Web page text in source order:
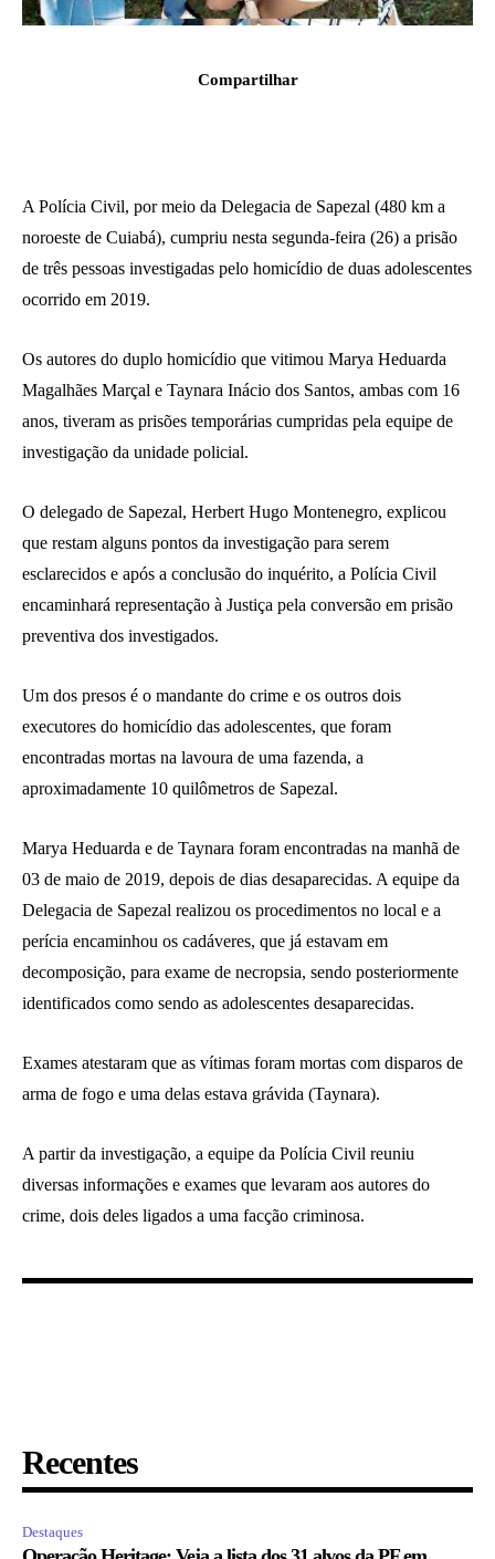
Compartilhar
A Polícia Civil, por meio da Delegacia de Sapezal (480 km a
noroeste de Cuiabá), cumpriu nesta segunda-feira (26) a prisão
de três pessoas investigadas pelo homicídio de duas adolescentes
ocorrido em 2019.
Os autores do duplo homicídio que vitimou Marya Heduarda
Magalhães Marçal e Taynara Inácio dos Santos, ambas com 16
anos, tiveram as prisões temporárias cumpridas pela equipe de
investigação da unidade policial.
O delegado de Sapezal, Herbert Hugo Montenegro, explicou
que restam alguns pontos da investigação para serem
esclarecidos e após a conclusão do inquérito, a Polícia Civil
encaminhará representação à Justiça pela conversão em prisão
preventiva dos investigados.
Um dos presos é o mandante do crime e os outros dois
executores do homicídio das adolescentes, que foram
encontradas mortas na lavoura de uma fazenda, a
aproximadamente 10 quilômetros de Sapezal.
Marya Heduarda e de Taynara foram encontradas na manhã de
03 de maio de 2019, depois de dias desaparecidas. A equipe da
Delegacia de Sapezal realizou os procedimentos no local e a
perícia encaminhou os cadáveres, que já estavam em
decomposição, para exame de necropsia, sendo posteriormente
identificados como sendo as adolescentes desaparecidas.
Exames atestaram que as vítimas foram mortas com disparos de
arma de fogo e uma delas estava grávida (Taynara).
A partir da investigação, a equipe da Polícia Civil reuniu
diversas informações e exames que levaram aos autores do
crime, dois deles ligados a uma facção criminosa.
Recentes
Destaques